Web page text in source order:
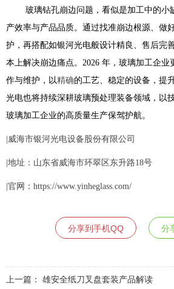
玻璃钻孔崩边问题，看似是加工中的小
产效率与产品品质。通过找准崩边根源、做
护，再搭配如银河光电般设计精良、售后完
本上解决崩边痛点。2026 年，玻璃加工企业
作与维护，以精确的工艺、稳定的设备，提
光电也将持续深耕玻璃预处理装备领域，以
玻璃加工企业的高质量生产保驾护航。
|威海市银河光电设备股份有限公司
|地址：山东省威海市环翠区东升路18号
|官网：https://www.yinheglass.com/
分享到手机QQ 分
上一篇： 雄安全纸刀叉盘套装产品解读